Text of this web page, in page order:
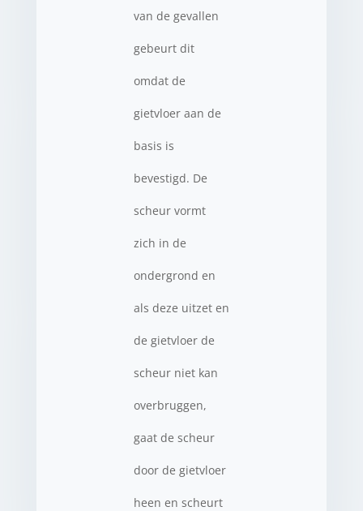
van de gevallen
gebeurt dit
omdat de
gietvloer aan de
basis is
bevestigd. De
scheur vormt
zich in de
ondergrond en
als deze uitzet en
de gietvloer de
scheur niet kan
overbruggen,
gaat de scheur
door de gietvloer
heen en scheurt